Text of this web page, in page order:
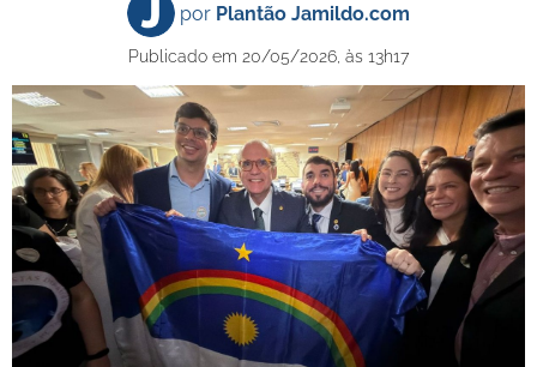
por Plantão Jamildo.com
Publicado em 20/05/2026, às 13h17